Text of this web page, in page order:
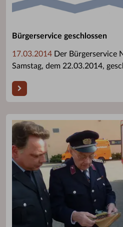
Bürgerservice geschlossen
17.03.2014 Der Bürgerservice
Samstag, dem 22.03.2014,